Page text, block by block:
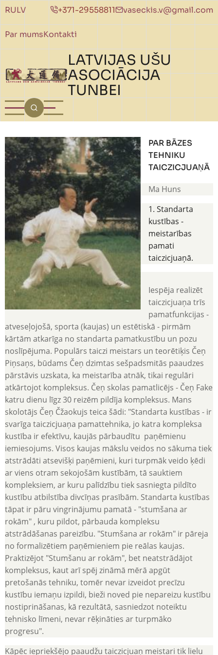
Pārlekt uz galveno saturu
RULV +371-29558811 vaseckis.v@gmail.com
Par mumsKontakti
LATVIJAS UŠU
ASOCIĀCIJA
TUNBEI
PAR BĀZES
TEHNIKU
TAICZICJUAŅĀ
Ma Huns
1. Standarta
kustības -
meistarības
pamati
taiczicjuaņā.
Iespēja realizēt
taiczicjuaņa trīs
pamatfunkcijas -
atveseļojošā, sporta (kaujas) un estētiskā - pirmām
kārtām atkarīga no standarta pamatkustību un pozu
noslīpējuma. Populārs taiczi meistars un teorētiķis Čeņ
Piņsaņs, būdams Čeņ dzimtas sešpadsmitās paaudzes
pārstāvis uzskata, ka meistarība atnāk, tikai regulāri
atkārtojot kompleksus. Čeņ skolas pamatlicējs - Čeņ Fake
katru dienu līgz 30 reizēm pildīja kompleksus. Mans
skolotājs Čeņ Čžaokujs teica šādi: "Standarta kustības - ir
svarīga taiczicjuaņa pamattehnika, jo katra kompleksa
kustība ir efektīvu, kaujās pārbaudītu paņēmienu
iemiesojums. Visos kaujas mākslu veidos no sākuma tiek
atstrādāti atsevišķi paņēmieni, kuri turpmāk veido ķēdi
ar viens otram sekojošām kustībām, tā sauktiem
kompleksiem, ar kuru palīdzību tiek sasniegta pildīto
kustību atbilstība divcīņas prasībām. Standarta kustības
tāpat ir pāru vingrinājumu pamatā - "stumšana ar
rokām" , kuru pildot, pārbauda kompleksu
atstrādāšanas pareizību. "Stumšana ar rokām" ir pāreja
no formalizētiem paņēmieniem pie reālas kaujas.
Praktizējot "Stumšanu ar rokām", bet neatstrādājot
kompleksus, kaut arī spēj zināmā mērā apgūt
pretošanās tehniku, tomēr nevar izveidot precīzu
kustību iemaņu izpildi, bieži noved pie nepareizu kustību
nostiprināšanas, kā rezultātā, sasniedzot noteiktu
tehnisko līmeni, nevar rēķināties ar turpmāko
progresu".
Kāpēc iepriekšējo paaudžu taiczicjuaņ meistari tik lielu